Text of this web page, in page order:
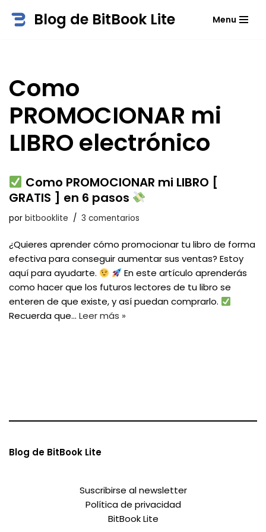
Blog de BitBook Lite Menu
Como
PROMOCIONAR mi
LIBRO electrónico
Como PROMOCIONAR mi LIBRO [
GRATIS ] en 6 pasos
por bitbooklite 3 comentarios
¿Quieres aprender cómo promocionar tu libro de forma
efectiva para conseguir aumentar sus ventas? Estoy
aquí para ayudarte.
En este artículo aprenderás
como hacer que los futuros lectores de tu libro se
enteren de que existe, y así puedan comprarlo.
Recuerda que… Leer más »
Blog de BitBook Lite
Suscribirse al newsletter
Política de privacidad
BitBook Lite